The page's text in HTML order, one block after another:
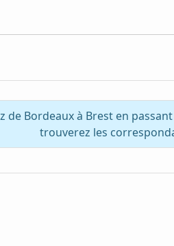
de Bordeaux à Brest en
trouverez les